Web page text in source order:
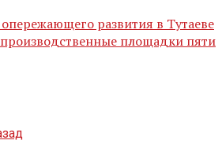
развития в Тутаеве
площадки пяти